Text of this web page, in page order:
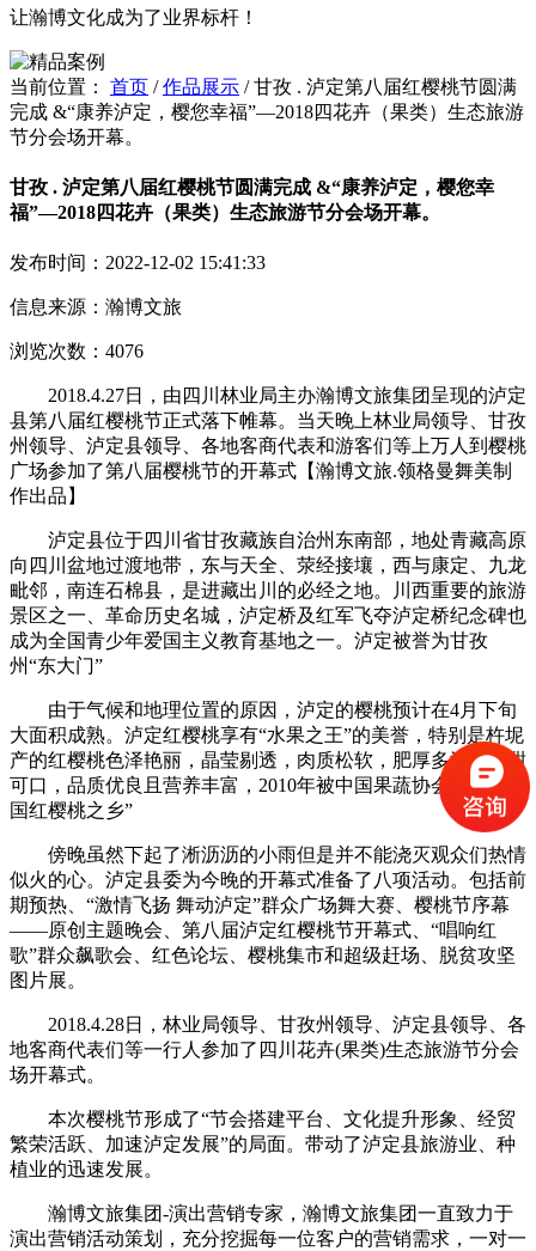
让瀚博文化成为了业界标杆！
当前位置： 首页 /作品展示 /甘孜 . 泸定第八届红樱桃节圆满
完成 &“康养泸定，樱您幸福”—2018四花卉（果类）生态旅游
节分会场开幕。
甘孜 . 泸定第八届红樱桃节圆满完成 &“康养泸定，樱您幸
福”—2018四花卉（果类）生态旅游节分会场开幕。
发布时间：2022-12-02 15:41:33
信息来源：瀚博文旅
浏览次数：4076
2018.4.27日，由四川林业局主办瀚博文旅集团呈现的泸定
县第八届红樱桃节正式落下帷幕。当天晚上林业局领导、甘孜
州领导、泸定县领导、各地客商代表和游客们等上万人到樱桃
广场参加了第八届樱桃节的开幕式【瀚博文旅.领格曼舞美制
作出品】
泸定县位于四川省甘孜藏族自治州东南部，地处青藏高原
向四川盆地过渡地带，东与天全、荥经接壤，西与康定、九龙
毗邻，南连石棉县，是进藏出川的必经之地。川西重要的旅游
景区之一、革命历史名城，泸定桥及红军飞夺泸定桥纪念碑也
成为全国青少年爱国主义教育基地之一。泸定被誉为甘孜
州“东大门”
由于气候和地理位置的原因，泸定的樱桃预计在4月下旬
大面积成熟。泸定红樱桃享有“水果之王”的美誉，特别是杵坭
产的红樱桃色泽艳丽，晶莹剔透，肉质松软，肥厚多汁，甘甜
可口，品质优良且营养丰富，2010年被中国果蔬协会评为“中
国红樱桃之乡”
傍晚虽然下起了淅沥沥的小雨但是并不能浇灭观众们热情
似火的心。泸定县委为今晚的开幕式准备了八项活动。包括前
期预热、“激情飞扬 舞动泸定”群众广场舞大赛、樱桃节序幕
——原创主题晚会、第八届泸定红樱桃节开幕式、“唱响红
歌”群众飙歌会、红色论坛、樱桃集市和超级赶场、脱贫攻坚
图片展。
2018.4.28日，林业局领导、甘孜州领导、泸定县领导、各
地客商代表们等一行人参加了四川花卉(果类)生态旅游节分会
场开幕式。
本次樱桃节形成了“节会搭建平台、文化提升形象、经贸
繁荣活跃、加速泸定发展”的局面。带动了泸定县旅游业、种
植业的迅速发展。
瀚博文旅集团-演出营销专家，瀚博文旅集团一直致力于
演出营销活动策划，充分挖掘每一位客户的营销需求，一对一